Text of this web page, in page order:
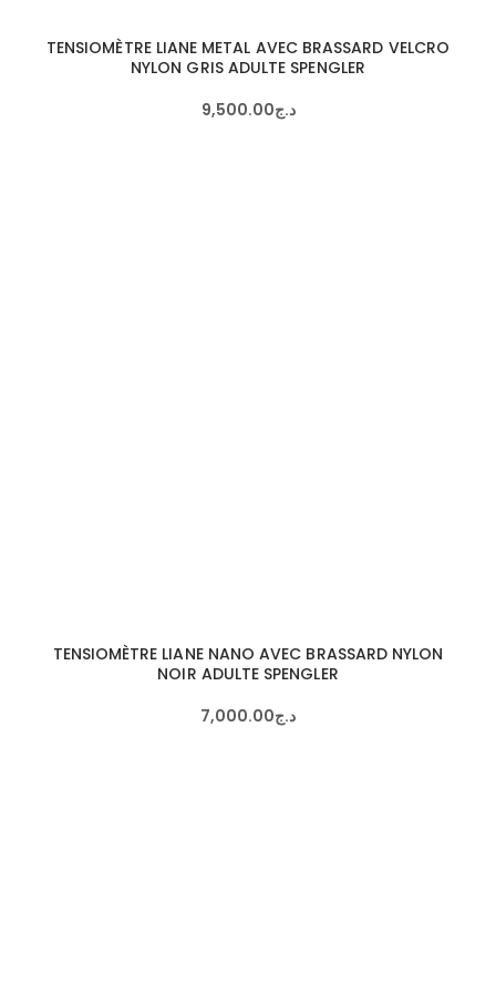
TENSIOMÈTRE LIANE METAL AVEC BRASSARD VELCRO
NYLON GRIS ADULTE SPENGLER
د.ج
9,500.00
TENSIOMÈTRE LIANE NANO AVEC BRASSARD NYLON
NOIR ADULTE SPENGLER
د.ج
7,000.00